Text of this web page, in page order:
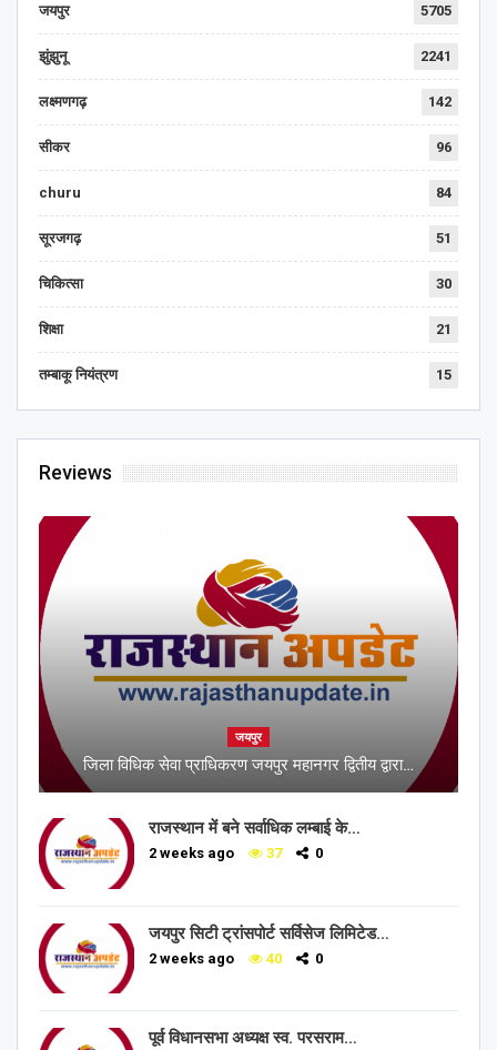
जयपुर 5705
झुंझुनू 2241
लक्ष्मणगढ़ 142
सीकर 96
churu 84
सूरजगढ़ 51
चिकित्सा 30
शिक्षा 21
तम्बाकू नियंत्रण 15
Reviews
जयपुर
जिला विधिक सेवा प्राधिकरण जयपुर महानगर द्वितीय द्वारा…
राजस्थान में बने सर्वाधिक लम्बाई के…
2 weeks ago 37 0
जयपुर सिटी ट्रांसपोर्ट सर्विसेज लिमिटेड…
2 weeks ago 40 0
पूर्व विधानसभा अध्यक्ष स्व. परसराम…